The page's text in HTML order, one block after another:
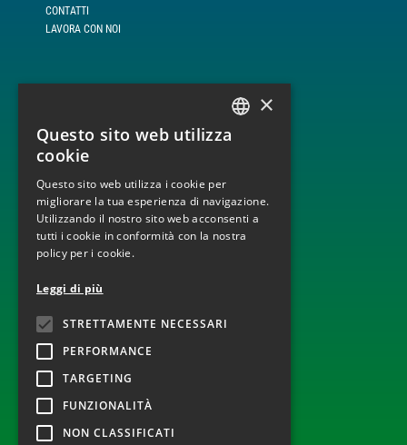
CONTATTI
LAVORA CON NOI
BUILD, OPERATE AND TRANSFER
ENGINEERING, PROCUREMENT AND CONSTRUCTION
MONITORAGGIO E DISPACCIAMENTO IMPIANTI
OPERATION AND MAINTENANCE
EOLICO
FOTOVOLTAICO
SEGUICI ANCHE SU
×
Questo sito web utilizza
cookie
Questo sito web utilizza i cookie per
migliorare la tua esperienza di navigazione.
Utilizzando il nostro sito web acconsenti a
tutti i cookie in conformità con la nostra
policy per i cookie.
Leggi di più
STRETTAMENTE NECESSARI
PERFORMANCE
TARGETING
FUNZIONALITÀ
NON CLASSIFICATI